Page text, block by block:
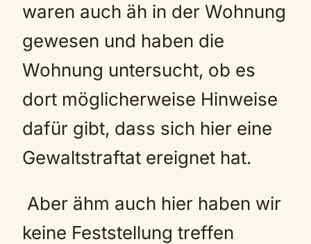
waren auch äh in der Wohnung
gewesen und haben die
Wohnung untersucht, ob es
dort möglicherweise Hinweise
dafür gibt, dass sich hier eine
Gewaltstraftat ereignet hat.
Aber ähm auch hier haben wir
keine Feststellung treffen